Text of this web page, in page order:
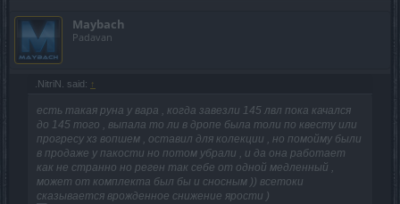
Maybach
Padavan
.NitriN. said: ↑
есть такая руна у вара , когда завезли 145 лвл пока качался
до 145 того , выпала то ли в дропе была толи по квесту или
прогресу хз вопшем , оставил для колекции , но помойму были
в продаже у пакости но потом убрали , и да она работает
как не странно но реген так себе от одной медленный ,
может от комплекта был бы и сносным )) всетоки
сказывается врожденное снижение ярости )